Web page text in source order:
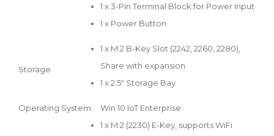
1 x 3-Pin Terminal Block for Power Input
1 x Power Button
Storage
1 x M.2 B-Key Slot (2242, 2260, 2280),
Share with expansion
1 x 2.5" Storage Bay
Operating System Win 10 IoT Enterprise
1 x M.2 (2230) E-Key, supports WiFi